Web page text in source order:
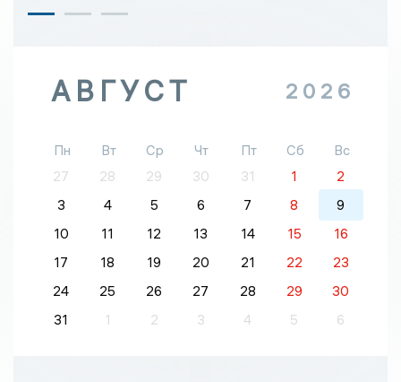
АВГУСТ 2026
Пн Вт Ср Чт Пт Сб
Вс
27
28 29 30 31 1
2
3
4 5 6 7 8
9
10
11 12 13 14 15
16
17
18 19 20 21 22
23
24
25 26 27 28 29
30
31
1 2 3 4 5 6